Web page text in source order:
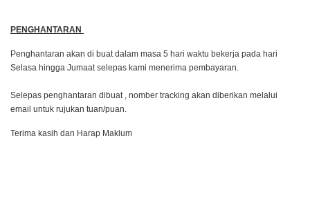
PENGHANTARAN
Penghantaran akan di buat dalam masa 5 hari waktu bekerja pada hari
Selasa hingga Jumaat selepas kami menerima pembayaran.
Selepas penghantaran dibuat , nomber tracking akan diberikan melalui
email untuk rujukan tuan/puan.
Terima kasih dan Harap Maklum